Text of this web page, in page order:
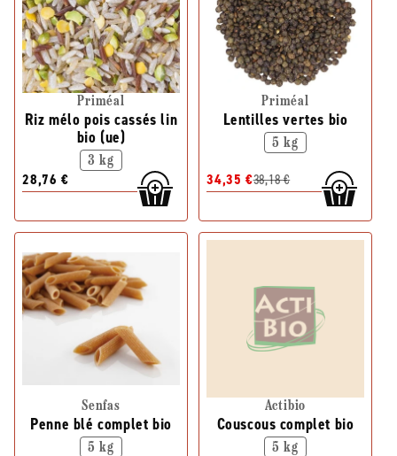
Priméal
Riz mélo pois cassés lin
bio (ue)
3 kg
28,76 €
Priméal
Lentilles vertes bio
5 kg
34,35 €38,18 €
Senfas
Penne blé complet bio
5 kg
Actibio
Couscous complet bio
5 kg